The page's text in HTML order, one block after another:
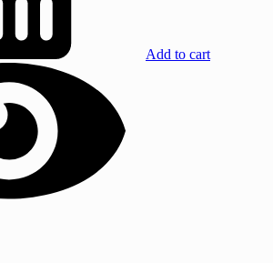
Add to cart